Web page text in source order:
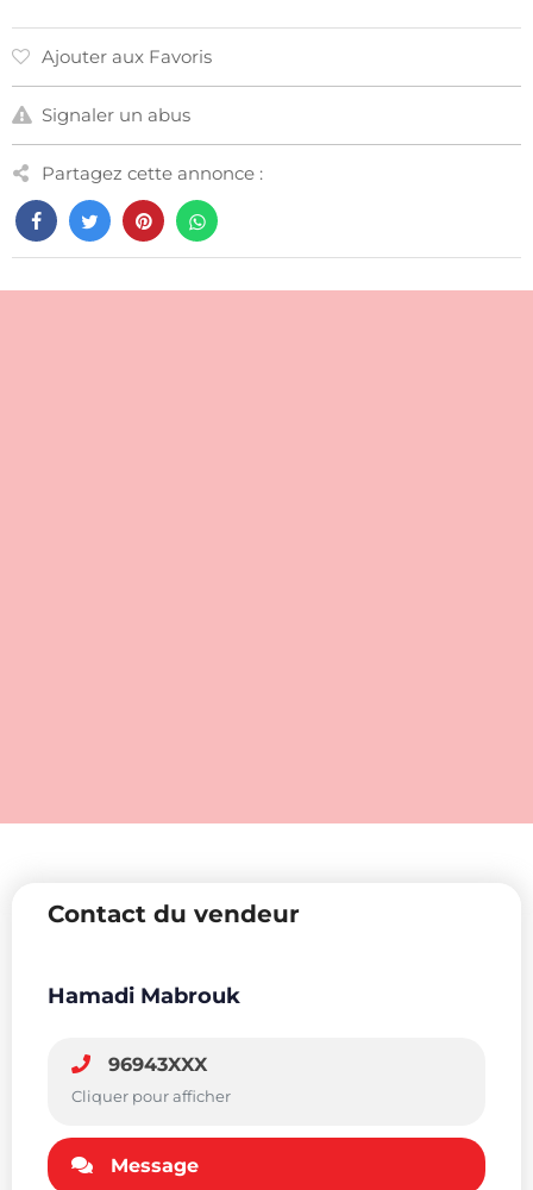
Ajouter aux Favoris
Signaler un abus
Partagez cette annonce :
Contact du vendeur
Hamadi Mabrouk
96943XXX
Cliquer pour afficher
Message